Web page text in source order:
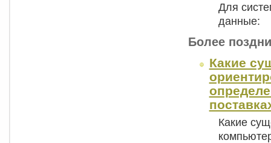
Для
данные:
Более
Какие
Какие